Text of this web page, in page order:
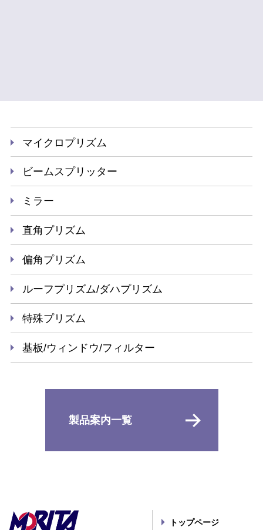
マイクロプリズム
ビームスプリッター
ミラー
直角プリズム
偏角プリズム
ルーフプリズム/ダハプリズム
特殊プリズム
基板/ウィンドウ/フィルター
製品案内一覧
トップページ